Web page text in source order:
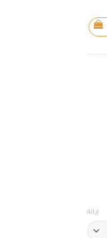
إزالة